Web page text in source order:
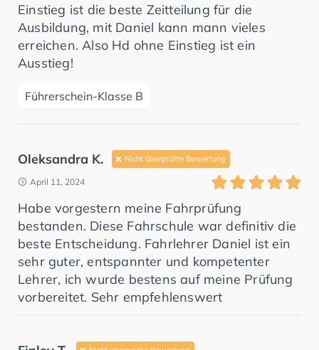
Einstieg ist die beste Zeitteilung für die
Ausbildung, mit Daniel kann mann vieles
erreichen. Also Hd ohne Einstieg ist ein
Ausstieg!
Führerschein-Klasse B
Oleksandra K. Nicht überprüfte Bewertung
April 11, 2024
Habe vorgestern meine Fahrprüfung
bestanden. Diese Fahrschule war definitiv die
beste Entscheidung. Fahrlehrer Daniel ist ein
sehr guter, entspannter und kompetenter
Lehrer, ich wurde bestens auf meine Prüfung
vorbereitet. Sehr empfehlenswert